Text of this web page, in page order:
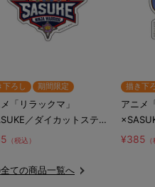
下ろし 期間限定
「リラックマ」
／ダイカットステッ
コラボロゴ
（税込）
描き下
アニメ
カー／
¥385
ての商品一覧へ